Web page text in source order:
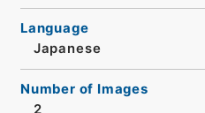
Language
Japanese
Number of Images